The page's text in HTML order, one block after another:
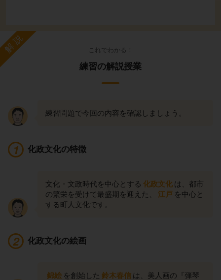
解説 これでわかる！
練習の解説授業
練習問題で今回の内容を確認しましょう。
化政文化の特徴
文化・文政時代を中心とする 化政文化 は、都市
の繁栄を受けて最盛期を迎えた、
江戸 を中心と
する町人文化です。
化政文化の絵画
錦絵 を創始した 鈴木春信 は、美人画の『弾琴